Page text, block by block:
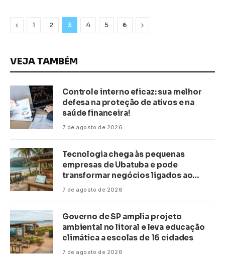
Previous
1 2 3 4 5 6 Next
VEJA TAMBÉM
Controle interno eficaz: sua melhor
defesa na proteção de ativos e na
saúde financeira!
7 de agosto de 2026
Tecnologia chega às pequenas
empresas de Ubatuba e pode
transformar negócios ligados ao
turismo no litoral
7 de agosto de 2026
Governo de SP amplia projeto
ambiental no litoral e leva educação
climática a escolas de 16 cidades
7 de agosto de 2026